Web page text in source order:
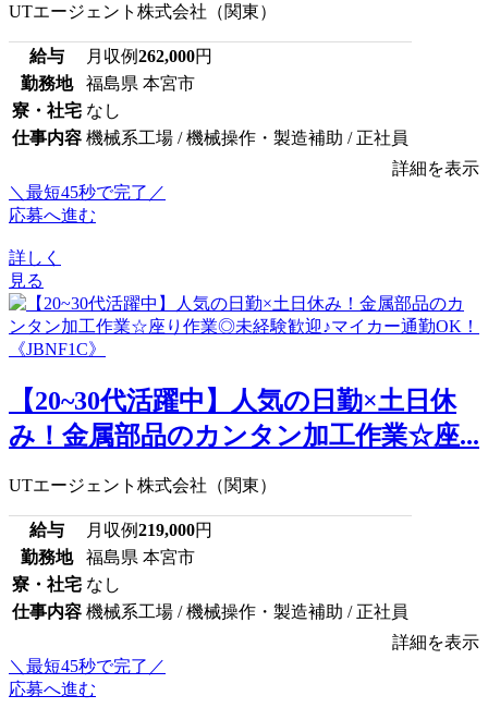
UTエージェント株式会社（関東）
給与 月収例262,000円
勤務地
福島県 本宮市
寮・社宅 なし
仕事内容 機械系工場 / 機械操作・製造補助 / 正社員
詳細を表示
＼最短45秒で完了／
応募へ進む
詳しく
見る
【20~30代活躍中】人気の日勤×土日休
み！金属部品のカンタン加工作業☆座...
UTエージェント株式会社（関東）
給与 月収例219,000円
勤務地
福島県 本宮市
寮・社宅 なし
仕事内容 機械系工場 / 機械操作・製造補助 / 正社員
詳細を表示
＼最短45秒で完了／
応募へ進む